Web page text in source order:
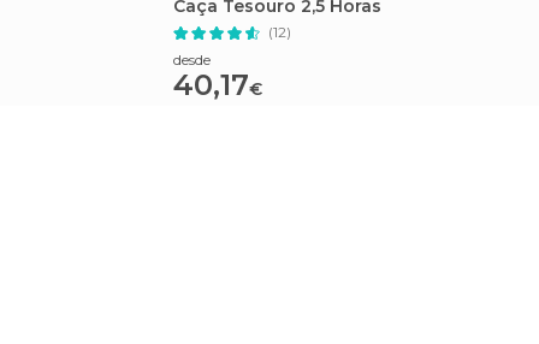
Caça Tesouro 2,5 Horas
(12)
desde
40,17€